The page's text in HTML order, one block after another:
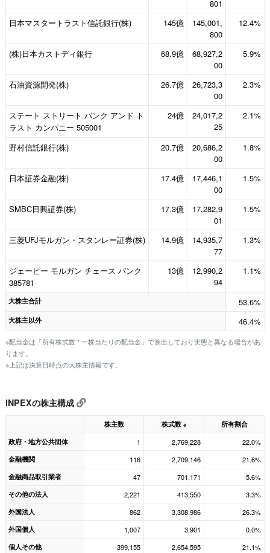
801
日本マスタートラスト信託銀行(株)
145億
145,001,
800
12.4%
(株)日本カストディ銀行 68.9億
68,927,2
00
5.9%
石油資源開発(株) 26.7億
26,723,3
00
2.3%
ステート ストリート バンク アンド ト
ラスト カンパニー 505001
24億
24,017,2
25
2.1%
野村信託銀行(株) 20.7億
20,686,2
00
1.8%
日本証券金融(株) 17.4億
17,446,1
00
1.5%
SMBC日興証券(株) 17.3億
17,282,9
01
1.5%
三菱UFJモルガン・スタンレー証券(株) 14.9億
14,935,7
77
1.3%
ジェーピー モルガン チェース バンク
385781
13億
12,990,2
94
1.1%
大株主合計 53.6%
大株主以外 46.4%
※配当金は「所有株式数 * 一株当たりの配当金」で算出しており実態と異なる場合があ
ります。
※上記は決算日時点の大株主情報です。
INPEXの株主構成
株主数 株式数 ※
所有割合
政府・地方公共団体
1 2,769,228 22.0%
金融機関 116 2,709,146 21.6%
金融商品取引業者 47 701,171 5.6%
その他の法人 2,221 413,550 3.3%
外国法人 862 3,308,986 26.3%
外国個人 1,007 3,901 0.0%
個人その他 399,155 2,654,595 21.1%